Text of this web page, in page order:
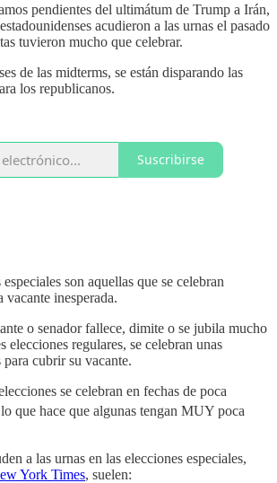
pendientes del ultimátum de Trump a Irán,
acudieron a las urnas el pasado
tuvieron mucho que celebrar.
de las midterms, se están disparando las
los republicanos.
Suscribirse
son aquellas que se celebran
vacante inesperada.
o senador fallece, dimite o se jubila mucho
elecciones regulares, se celebran unas
para cubrir su vacante.
se celebran en fechas de poca
que hace que algunas tengan MUY poca
a las urnas en las elecciones especiales,
York Times, suelen: